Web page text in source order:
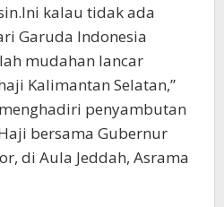
kalau tidak ada
Garuda Indonesia
mudahan lancar
Kalimantan Selatan,”
penyambutan
bersama Gubernur
di Aula Jeddah, Asrama